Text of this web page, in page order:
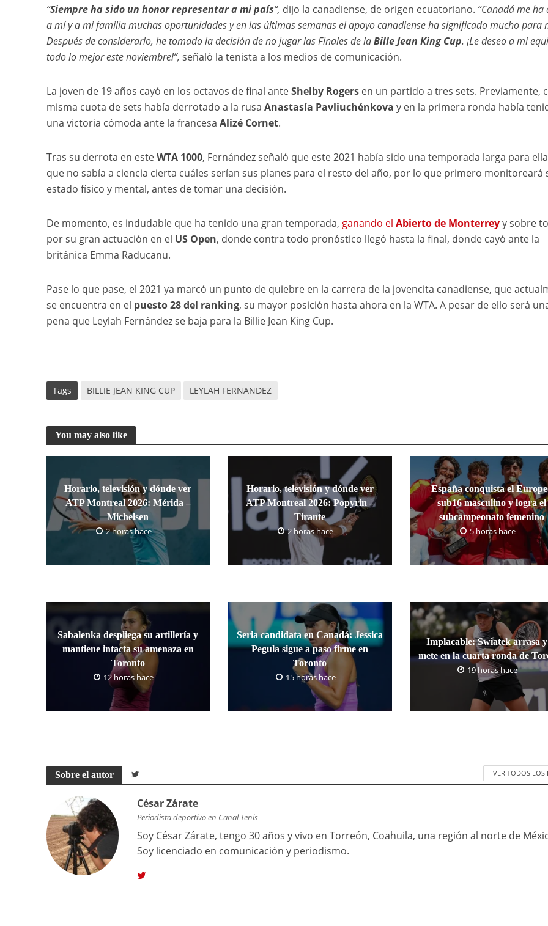
“Siempre ha sido un honor representar a mi país“, dijo la canadiense, de origen ecuatoriano. “Canadá me ha
a mí y a mi familia muchas oportunidades y en las últimas semanas el apoyo canadiense ha significado mucho para
Después de considerarlo, he tomado la decisión de no jugar las Finales de laBille Jean King Cup. ¡Le deseo a mi
todo lo mejor este noviembre!”, señaló la tenista a los medios de comunicación.
La joven de 19 años cayó en los octavos de final anteShelby Rogersen un partido a tres sets. Previamente,
misma cuota de sets había derrotado a la rusa Anastasía Pavliuchénkova y en la primera ronda había
una victoria cómoda ante la francesa Alizé Cornet.
Tras su derrota en esteWTA 1000, Fernández señaló que este 2021 había sido una temporada larga para
que no sabía a ciencia cierta cuáles serían sus planes para el resto del año, por lo que primero monitoreará
estado físico y mental, antes de tomar una decisión.
De momento, es indudable que ha tenido una gran temporada, ganando el Abierto de Monterreyy sobre
por su gran actuación en el US Open, donde contra todo pronóstico llegó hasta la final, donde cayó ante la
británica Emma Raducanu.
Pase lo que pase, el 2021 ya marcó un punto de quiebre en la carrera de la jovencita canadiense, que
se encuentra en el puesto 28 del ranking, su mayor posición hasta ahora en la WTA. A pesar de ello será
pena que Leylah Fernández se baja para la Billie Jean King Cup.
Tags BILLIE JEAN KING CUP LEYLAH FERNANDEZ
You may also like
Horario, televisión y dónde ver
ATP Montreal 2026: Mérida –
Michelsen
2 horas hace
Horario, televisión y dónde ver
ATP Montreal 2026: Popyrin –
Tirante
2 horas hace
España conquista el
sub16 masculino y logra el
subcampeonato femenino
5 horas hace
Sabalenka despliega su artillería y
mantiene intacta su amenaza en
Toronto
12 horas hace
Seria candidata en Canadá: Jessica
Pegula sigue a paso firme en
Toronto
15 horas hace
Implacable: Swiatek arrasa y
mete en la cuarta ronda de
19 horas hace
Sobre el autor VER TODOS LOS
César Zárate
Periodista deportivo en Canal Tenis
Soy César Zárate, tengo 30 años y vivo en Torreón, Coahuila, una región al norte de
Soy licenciado en comunicación y periodismo.